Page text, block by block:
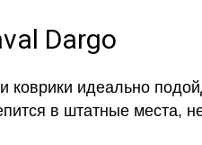
Dargo
идеально
в штатные места,